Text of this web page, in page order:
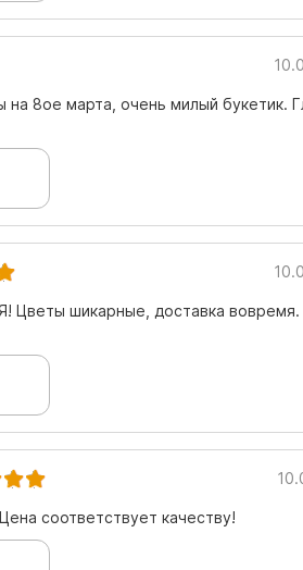
на 8ое марта, очень милый букетик.
шикарные, доставка
соответствует качеству!